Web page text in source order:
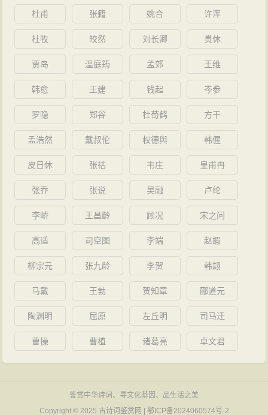
文理学院、浙江大学教授。解放后曾任中国科学院文学
研究所兼任研究员，（LSSDJT COM）中国科学院浙江
省政协常委、中国作家协会理事。
被誉为“词学宗师”的夏承焘先生，从教60多年来，夏
先生善于奖掖人才，扶植后进。桃李门墙，济济多士。
立发展。夏先生是一位全心全意为祖国培养人才的导
师，研究中国古典诗词的外国学者慕名远道前来向他求
词学是由诗学分离出来的一门专业学问，兴起于两
宋，盛行于清朝。旧词学长于词的外在形式的考订与词
通之要旨。进入20世纪后，词学研究才逐渐步入科学、
系统、现代化的轨道，取得了多方位的成果。夏承焘先
统学养与扎实的考订功夫，锲而不舍，精勤探索，以毕
杜甫 张籍 姚合 许浑
杜牧 皎然 刘长卿 贯休
贾岛 温庭筠 孟郊 王维
韩愈 王建 钱起 岑参
罗隐 郑谷 杜荀鹤 方干
孟浩然 戴叔伦 权德舆 韩偓
皮日休 张祜 韦庄 皇甫冉
张乔 张说 吴融 卢纶
李峤 王昌龄 顾况 宋之问
高适 司空图 李端 赵嘏
柳宗元 张九龄 李贺 韩翃
马戴 王勃 贺知章 郦道元
陶渊明 屈原 左丘明 司马迁
曹操 曹植 诸葛亮 卓文君
鉴赏中华诗词、寻文化基因、品生活之美
Copyright © 2025 古诗词鉴赏网 鄂ICP备2024060574号-2